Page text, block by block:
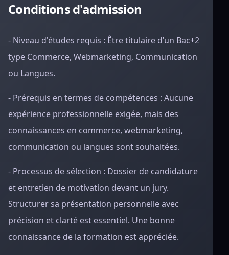
Conditions d'admission
- Niveau d'études requis : Être titulaire d’un Bac+2
type Commerce, Webmarketing, Communication
ou Langues.
- Prérequis en termes de compétences : Aucune
expérience professionnelle exigée, mais des
connaissances en commerce, webmarketing,
communication ou langues sont souhaitées.
- Processus de sélection : Dossier de candidature
et entretien de motivation devant un jury.
Structurer sa présentation personnelle avec
précision et clarté est essentiel. Une bonne
connaissance de la formation est appréciée.